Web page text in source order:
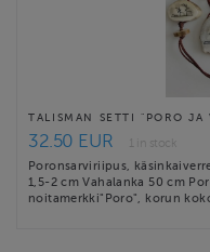
TALISMAN SETTI "PORO JA
32.50 EUR
1 in stock
Poronsarviriipus,
1,5-2 cm Vahalanka 50 cm
noitamerkki"Poro", korun